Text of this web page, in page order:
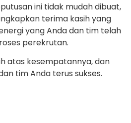
ini tidak mudah dibuat,
terima kasih yang
yang Anda dan tim telah
perekrutan.
atas kesempatannya, dan
tim Anda terus sukses.